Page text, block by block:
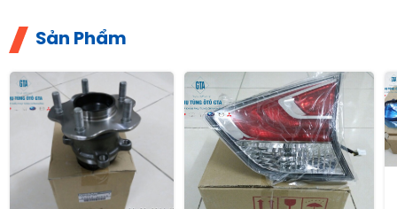
Sản Phẩm